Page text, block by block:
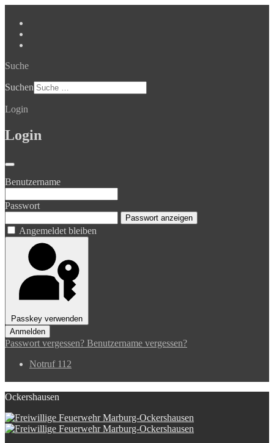
Suche
Suchen
Login
Login
Benutzername
Passwort
Passwort anzeigen
Angemeldet bleiben
Passkey verwenden
Anmelden
Passwort vergessen? Benutzername vergessen?
Notruf 112
Ockershausen